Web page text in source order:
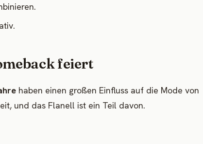
feiert
haben einen großen Einfluss auf die Mode von
und das Flanell ist ein Teil davon.